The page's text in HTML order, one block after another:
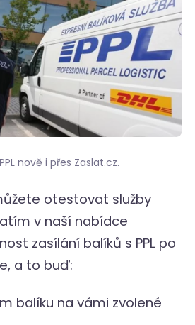
nově i přes Zaslat.cz.
otestovat služby
v naší nabídce
zasílání balíků s PPL po
a to buď:
balíku na vámi zvolené